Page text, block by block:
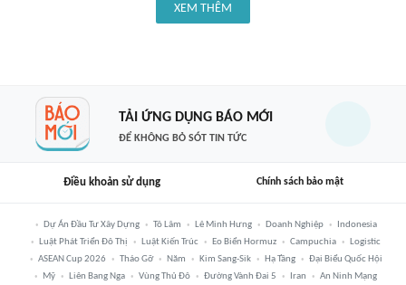
XEM THÊM
TẢI ỨNG DỤNG BÁO MỚI
ĐỂ KHÔNG BỎ SÓT TIN TỨC
Điều khoản sử dụng Chính sách bảo mật
Dự Án Đầu Tư Xây Dựng Tô Lâm Lê Minh Hưng Doanh Nghiệp
Indonesia
Luật Phát Triển Đô Thị
Luật Kiến Trúc Eo Biển Hormuz Campuchia
Logistic
ASEAN Cup 2026
Tháo Gỡ Năm Kim Sang-Sik Hạ Tầng
Đại Biểu Quốc Hội
Mỹ
Liên Bang Nga Vùng Thủ Đô Đường Vành Đai 5 Iran An Ninh Mạng